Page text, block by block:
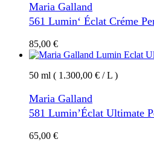
Maria Galland
561 Lumin‘ Éclat Créme
85,00 €
50 ml ( 1.300,00 € / L )
Maria Galland
581 Lumin’Éclat Ultimate
65,00 €